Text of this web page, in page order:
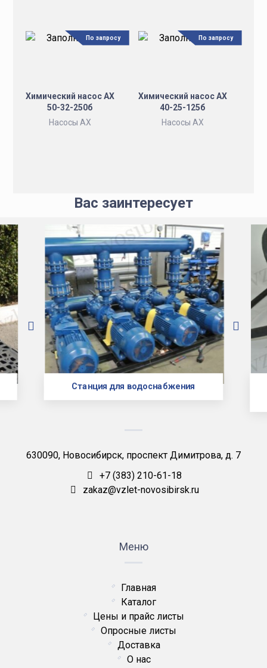
Химический насос АХ
50-32-250б
Насосы АХ
По запросу
Химический насос АХ
40-25-125б
Насосы АХ
По запросу
Вас заинтересует
Станция для водоснабжения
630090, Новосибирск, проспект Димитрова, д. 7
+7 (383) 210-61-18
zakaz@vzlet-novosibirsk.ru
Меню
Главная
Каталог
Цены и прайс листы
Опросные листы
Доставка
О нас